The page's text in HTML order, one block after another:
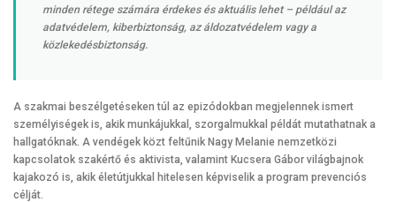
minden rétege számára érdekes és aktuális lehet – például az
adatvédelem, kiberbiztonság, az áldozatvédelem vagy a
közlekedésbiztonság.
A szakmai beszélgetéseken túl az epizódokban megjelennek ismert
személyiségek is, akik munkájukkal, szorgalmukkal példát mutathatnak a
hallgatóknak. A vendégek közt feltűnik Nagy Melanie nemzetközi
kapcsolatok szakértő és aktivista, valamint Kucsera Gábor világbajnok
kajakozó is, akik életútjukkal hitelesen képviselik a program prevenciós
célját.